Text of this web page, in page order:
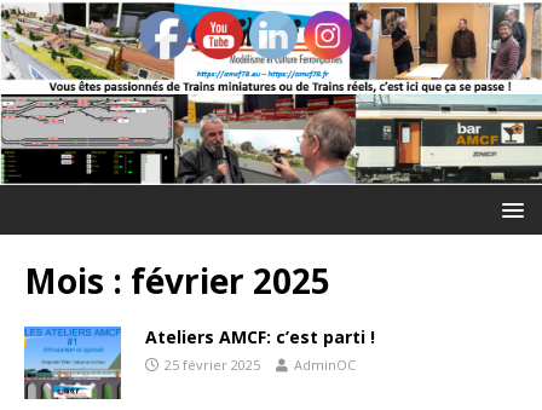
Mois : février 2025
Ateliers AMCF: c’est parti !
25 février 2025 AdminOC